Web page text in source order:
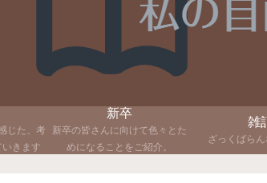
じた、考
きます
新卒
新卒の皆さんに向けて色々とた
めになることをご紹介。
雑
ざっくばら